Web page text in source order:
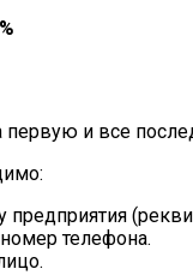
первую и все
предприятия
телефона.